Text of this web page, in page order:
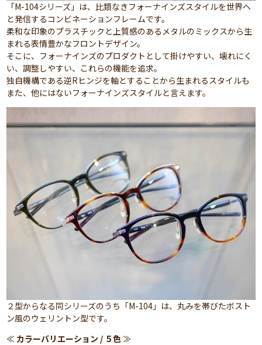
「M-104シリーズ」は、比類なきフォーナインズスタイルを世界へ
と発信するコンビネーションフレームです。
柔和な印象のプラスチックと上質感のあるメタルのミックスから生
まれる表情豊かなフロントデザイン。
そこに、フォーナインズのプロダクトとして掛けやすい、壊れにく
い、調整しやすい、これらの機能を追求。
独自機構である逆Rヒンジを軸とすることから生まれるスタイルも
また、他にはないフォーナインズスタイルと言えます。
２型からなる同シリーズのうち「M-104」は、丸みを帯びたボスト
ン風のウェリントン型です。
≪ カラーバリエーション / ５色 ≫